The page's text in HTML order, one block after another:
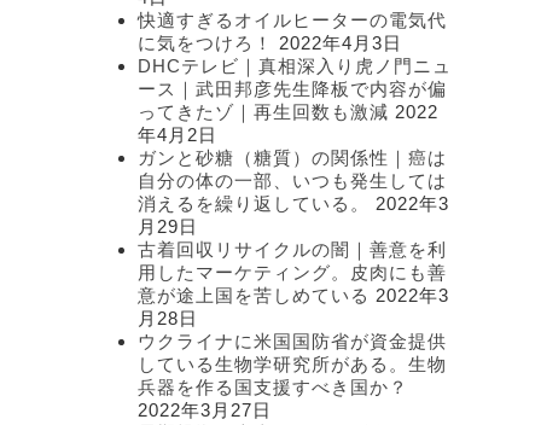
快適すぎるオイルヒーターの電気代
に気をつけろ！
2022年4月3日
DHCテレビ｜真相深入り虎ノ門ニュ
ース｜武田邦彦先生降板で内容が偏
ってきたゾ｜再生回数も激減 2022
年4月2日
ガンと砂糖（糖質）の関係性｜癌は
自分の体の一部、いつも発生しては
消えるを繰り返している。
2022年3
月29日
古着回収リサイクルの闇｜善意を利
用したマーケティング。皮肉にも善
意が途上国を苦しめている 2022年3
月28日
ウクライナに米国国防省が資金提供
している生物学研究所がある。生物
兵器を作る国支援すべき国か？
2022年3月27日